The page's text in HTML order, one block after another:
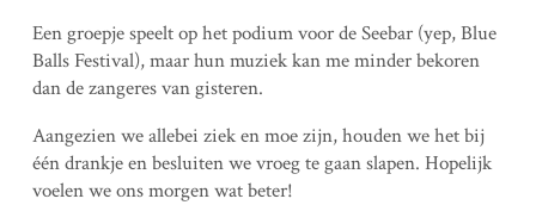
Een groepje speelt op het podium voor de Seebar (yep, Blue
Balls Festival), maar hun muziek kan me minder bekoren
dan de zangeres van gisteren.
Aangezien we allebei ziek en moe zijn, houden we het bij
één drankje en besluiten we vroeg te gaan slapen. Hopelijk
voelen we ons morgen wat beter!